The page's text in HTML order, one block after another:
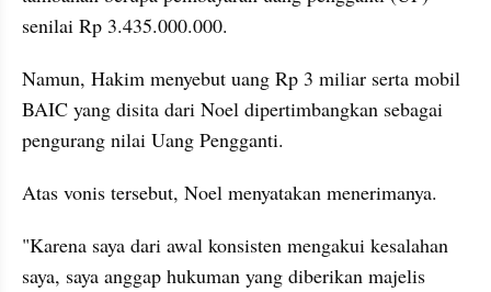
senilai Rp 3.435.000.000.
Namun, Hakim menyebut uang Rp 3 miliar serta mobil
BAIC yang disita dari Noel dipertimbangkan sebagai
pengurang nilai Uang Pengganti.
Atas vonis tersebut, Noel menyatakan menerimanya.
"Karena saya dari awal konsisten mengakui kesalahan
saya, saya anggap hukuman yang diberikan majelis